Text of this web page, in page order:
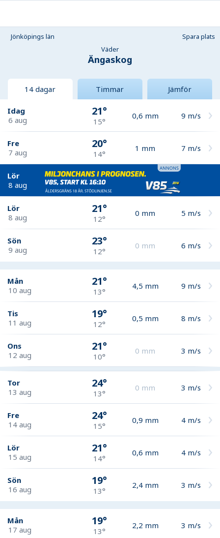
Jönköpings län
Spara plats
Väder
Ängaskog
14 dagar Timmar Jämför
Idag
6 aug
21°
15°
0,6 mm 9 m/s
Fre
7 aug
20°
14°
1 mm 7 m/s
Lör
8 aug
Lör
8 aug
21°
12°
0 mm 5 m/s
Sön
9 aug
23°
12°
0 mm 6 m/s
Mån
10 aug
21°
13°
4,5 mm 9 m/s
Tis
11 aug
19°
12°
0,5 mm 8 m/s
Ons
12 aug
21°
10°
0 mm 3 m/s
Tor
13 aug
24°
13°
0 mm 3 m/s
Fre
14 aug
24°
15°
0,9 mm 4 m/s
Lör
15 aug
21°
14°
0,6 mm 4 m/s
Sön
16 aug
19°
13°
2,4 mm 3 m/s
Mån
17 aug
19°
13°
2,2 mm 3 m/s